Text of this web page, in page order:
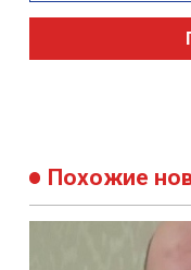
Похожие